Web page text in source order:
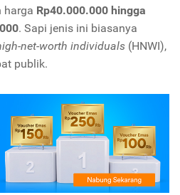
harga Rp40.000.000 hingga
. Sapi jenis ini biasanya
net-worth individuals(HNWI),
publik.